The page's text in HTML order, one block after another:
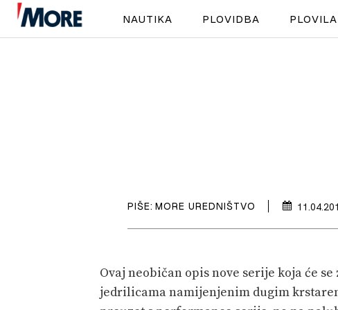
NAUTIKA PLOVIDBA PLOVILA
PIŠE: MORE UREDNIŠTVO
Ovaj neobičan opis nove serije koja će
jedrilicama namijenjenim dugim